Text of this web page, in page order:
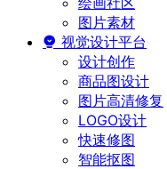
图片素材
视觉设计平台
设计创作
商品图设计
图片高清修复
LOGO设计
快速修图
智能抠图